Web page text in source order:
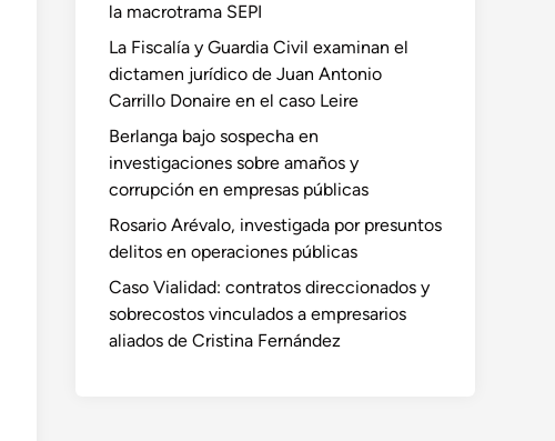
la macrotrama SEPI
La Fiscalía y Guardia Civil examinan el
dictamen jurídico de Juan Antonio
Carrillo Donaire en el caso Leire
Berlanga bajo sospecha en
investigaciones sobre amaños y
corrupción en empresas públicas
Rosario Arévalo, investigada por presuntos
delitos en operaciones públicas
Caso Vialidad: contratos direccionados y
sobrecostos vinculados a empresarios
aliados de Cristina Fernández